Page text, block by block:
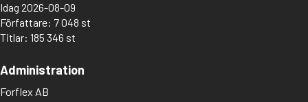
Idag 2026-08-09
Författare: 7 048 st
Titlar: 185 346 st
Administration
Forflex AB